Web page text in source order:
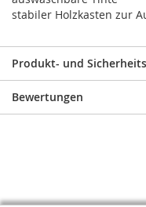
stabiler Holzkasten zur
Produkt- und
Bewertungen